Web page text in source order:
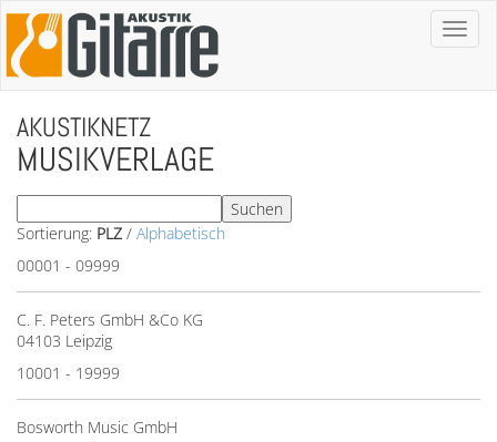
Toggle
AKUSTIKNETZ
MUSIKVERLAGE
Sortierung: PLZ / Alphabetisch
00001 - 09999
C. F. Peters GmbH &Co KG
04103 Leipzig
10001 - 19999
Bosworth Music GmbH